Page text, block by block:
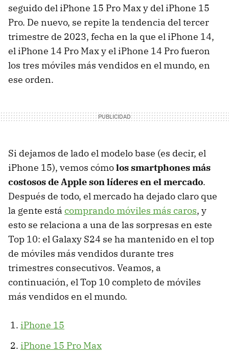
seguido del iPhone 15 Pro Max y del iPhone 15
Pro. De nuevo, se repite la tendencia del tercer
trimestre de 2023, fecha en la que el iPhone 14,
el iPhone 14 Pro Max y el iPhone 14 Pro fueron
los tres móviles más vendidos en el mundo, en
ese orden.
Si dejamos de lado el modelo base (es decir, el
iPhone 15), vemos cómolos smartphones más
costosos de Apple son líderes en el mercado.
Después de todo, el mercado ha dejado claro que
la gente está comprando móviles más caros, y
esto se relaciona a una de las sorpresas en este
Top 10: el Galaxy S24 se ha mantenido en el top
de móviles más vendidos durante tres
trimestres consecutivos. Veamos, a
continuación, el Top 10 completo de móviles
más vendidos en el mundo.
iPhone 15
iPhone 15 Pro Max